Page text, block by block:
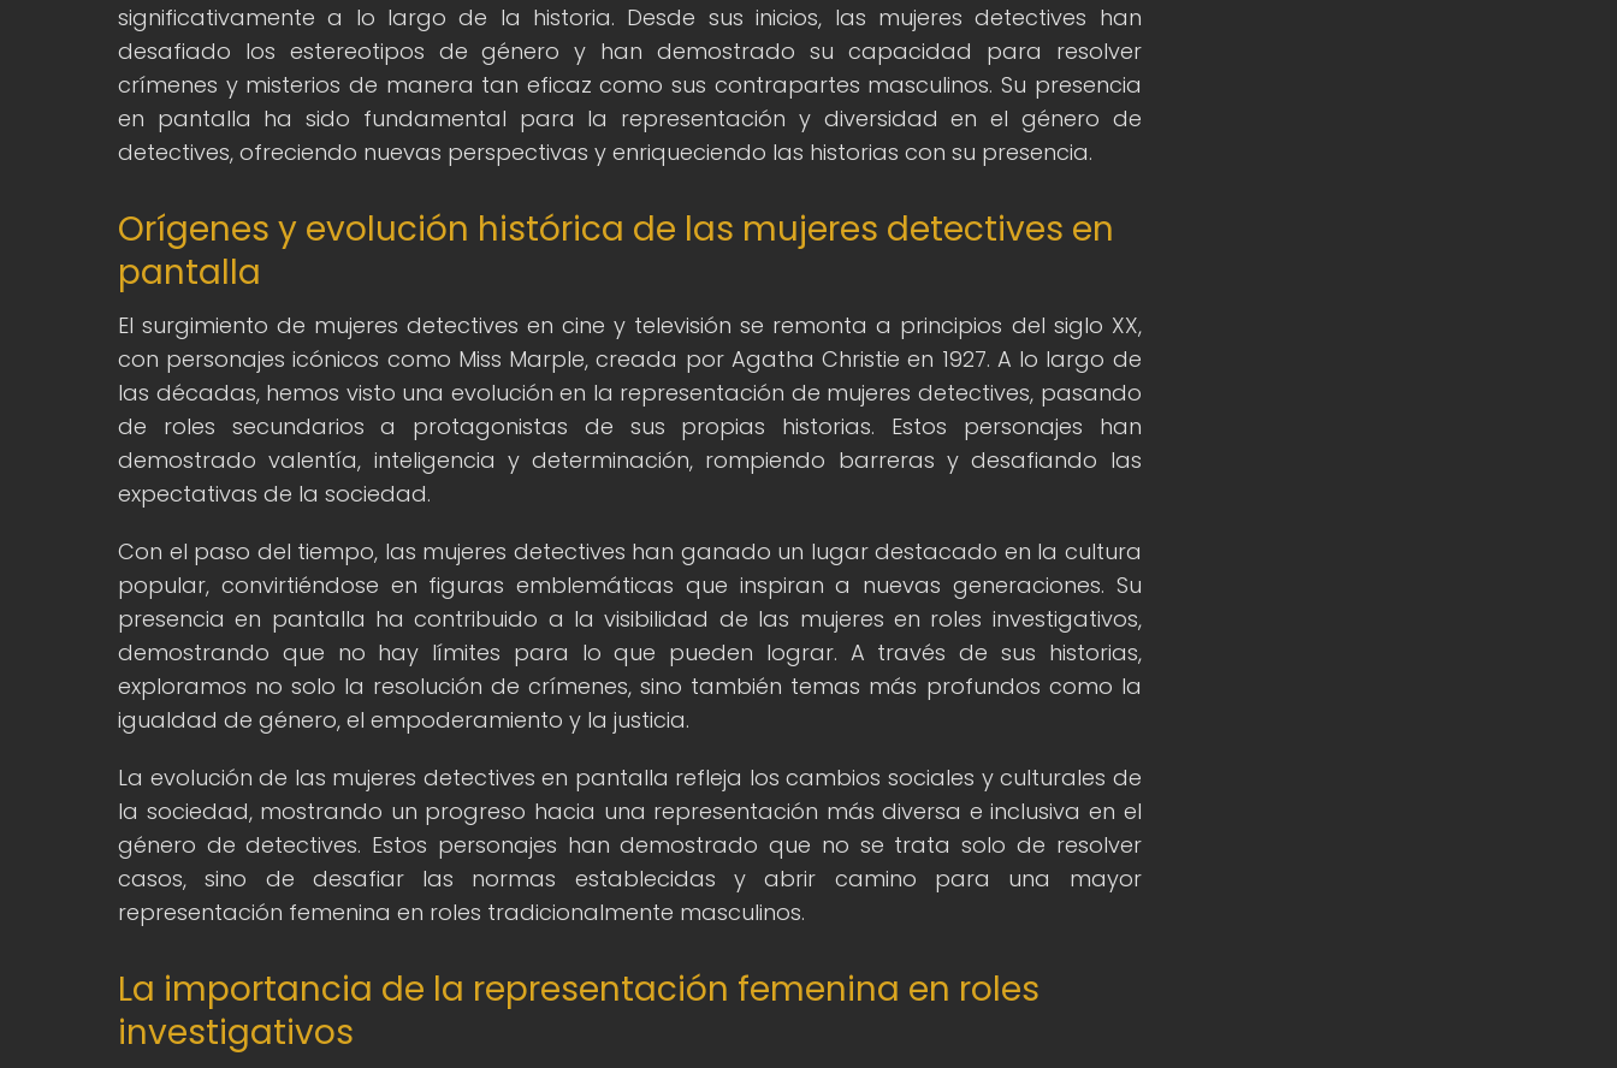
significativamente a lo largo de la historia. Desde sus inicios, las mujeres detectives han
desafiado los estereotipos de género y han demostrado su capacidad para resolver
crímenes y misterios de manera tan eficaz como sus contrapartes masculinos. Su presencia
en pantalla ha sido fundamental para la representación y diversidad en el género de
detectives, ofreciendo nuevas perspectivas y enriqueciendo las historias con su presencia.
Orígenes y evolución histórica de las mujeres detectives en
pantalla
El surgimiento de mujeres detectives en cine y televisión se remonta a principios del siglo XX,
con personajes icónicos como Miss Marple, creada por Agatha Christie en 1927. A lo largo de
las décadas, hemos visto una evolución en la representación de mujeres detectives, pasando
de roles secundarios a protagonistas de sus propias historias. Estos personajes han
demostrado valentía, inteligencia y determinación, rompiendo barreras y desafiando las
expectativas de la sociedad.
Con el paso del tiempo, las mujeres detectives han ganado un lugar destacado en la cultura
popular, convirtiéndose en figuras emblemáticas que inspiran a nuevas generaciones. Su
presencia en pantalla ha contribuido a la visibilidad de las mujeres en roles investigativos,
demostrando que no hay límites para lo que pueden lograr. A través de sus historias,
exploramos no solo la resolución de crímenes, sino también temas más profundos como la
igualdad de género, el empoderamiento y la justicia.
La evolución de las mujeres detectives en pantalla refleja los cambios sociales y culturales de
la sociedad, mostrando un progreso hacia una representación más diversa e inclusiva en el
género de detectives. Estos personajes han demostrado que no se trata solo de resolver
casos, sino de desafiar las normas establecidas y abrir camino para una mayor
representación femenina en roles tradicionalmente masculinos.
La importancia de la representación femenina en roles
investigativos